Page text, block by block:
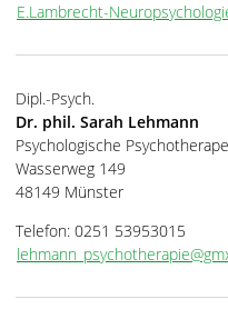
E.Lambrecht-
Dipl.-Psych.
Dr. phil. Sarah Lehmann
Psychologische
Wasserweg 149
48149 Münster
Telefon: 0251 53953015